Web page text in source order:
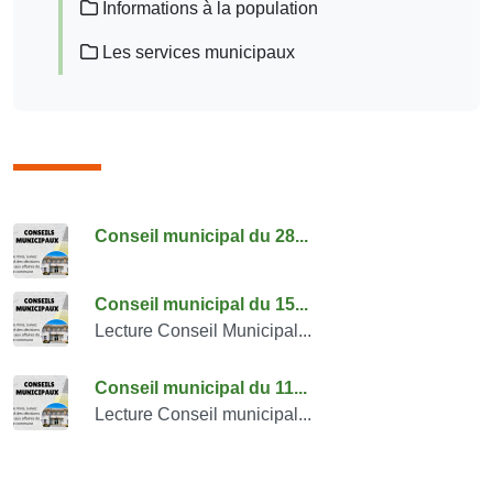
Informations à la population
Les services municipaux
Consulter également
Conseil municipal du 28...
Conseil municipal du 15...
Lecture Conseil Municipal...
Conseil municipal du 11...
Lecture Conseil municipal...